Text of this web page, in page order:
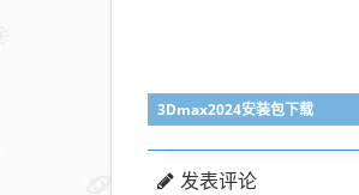
3Dmax2024安装包下载
发表评论